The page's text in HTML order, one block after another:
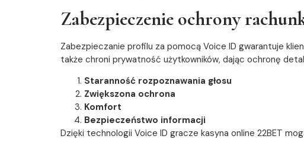
Zabezpieczenie ochrony
Zabezpieczanie profilu za pomocą Voice ID gwarantuje
także chroni prywatność użytkowników, dając ochronę
Staranność rozpoznawania głosu
Zwiększona ochrona
Komfort
Bezpieczeństwo informacji
Dzięki technologii Voice ID gracze kasyna online 22BET